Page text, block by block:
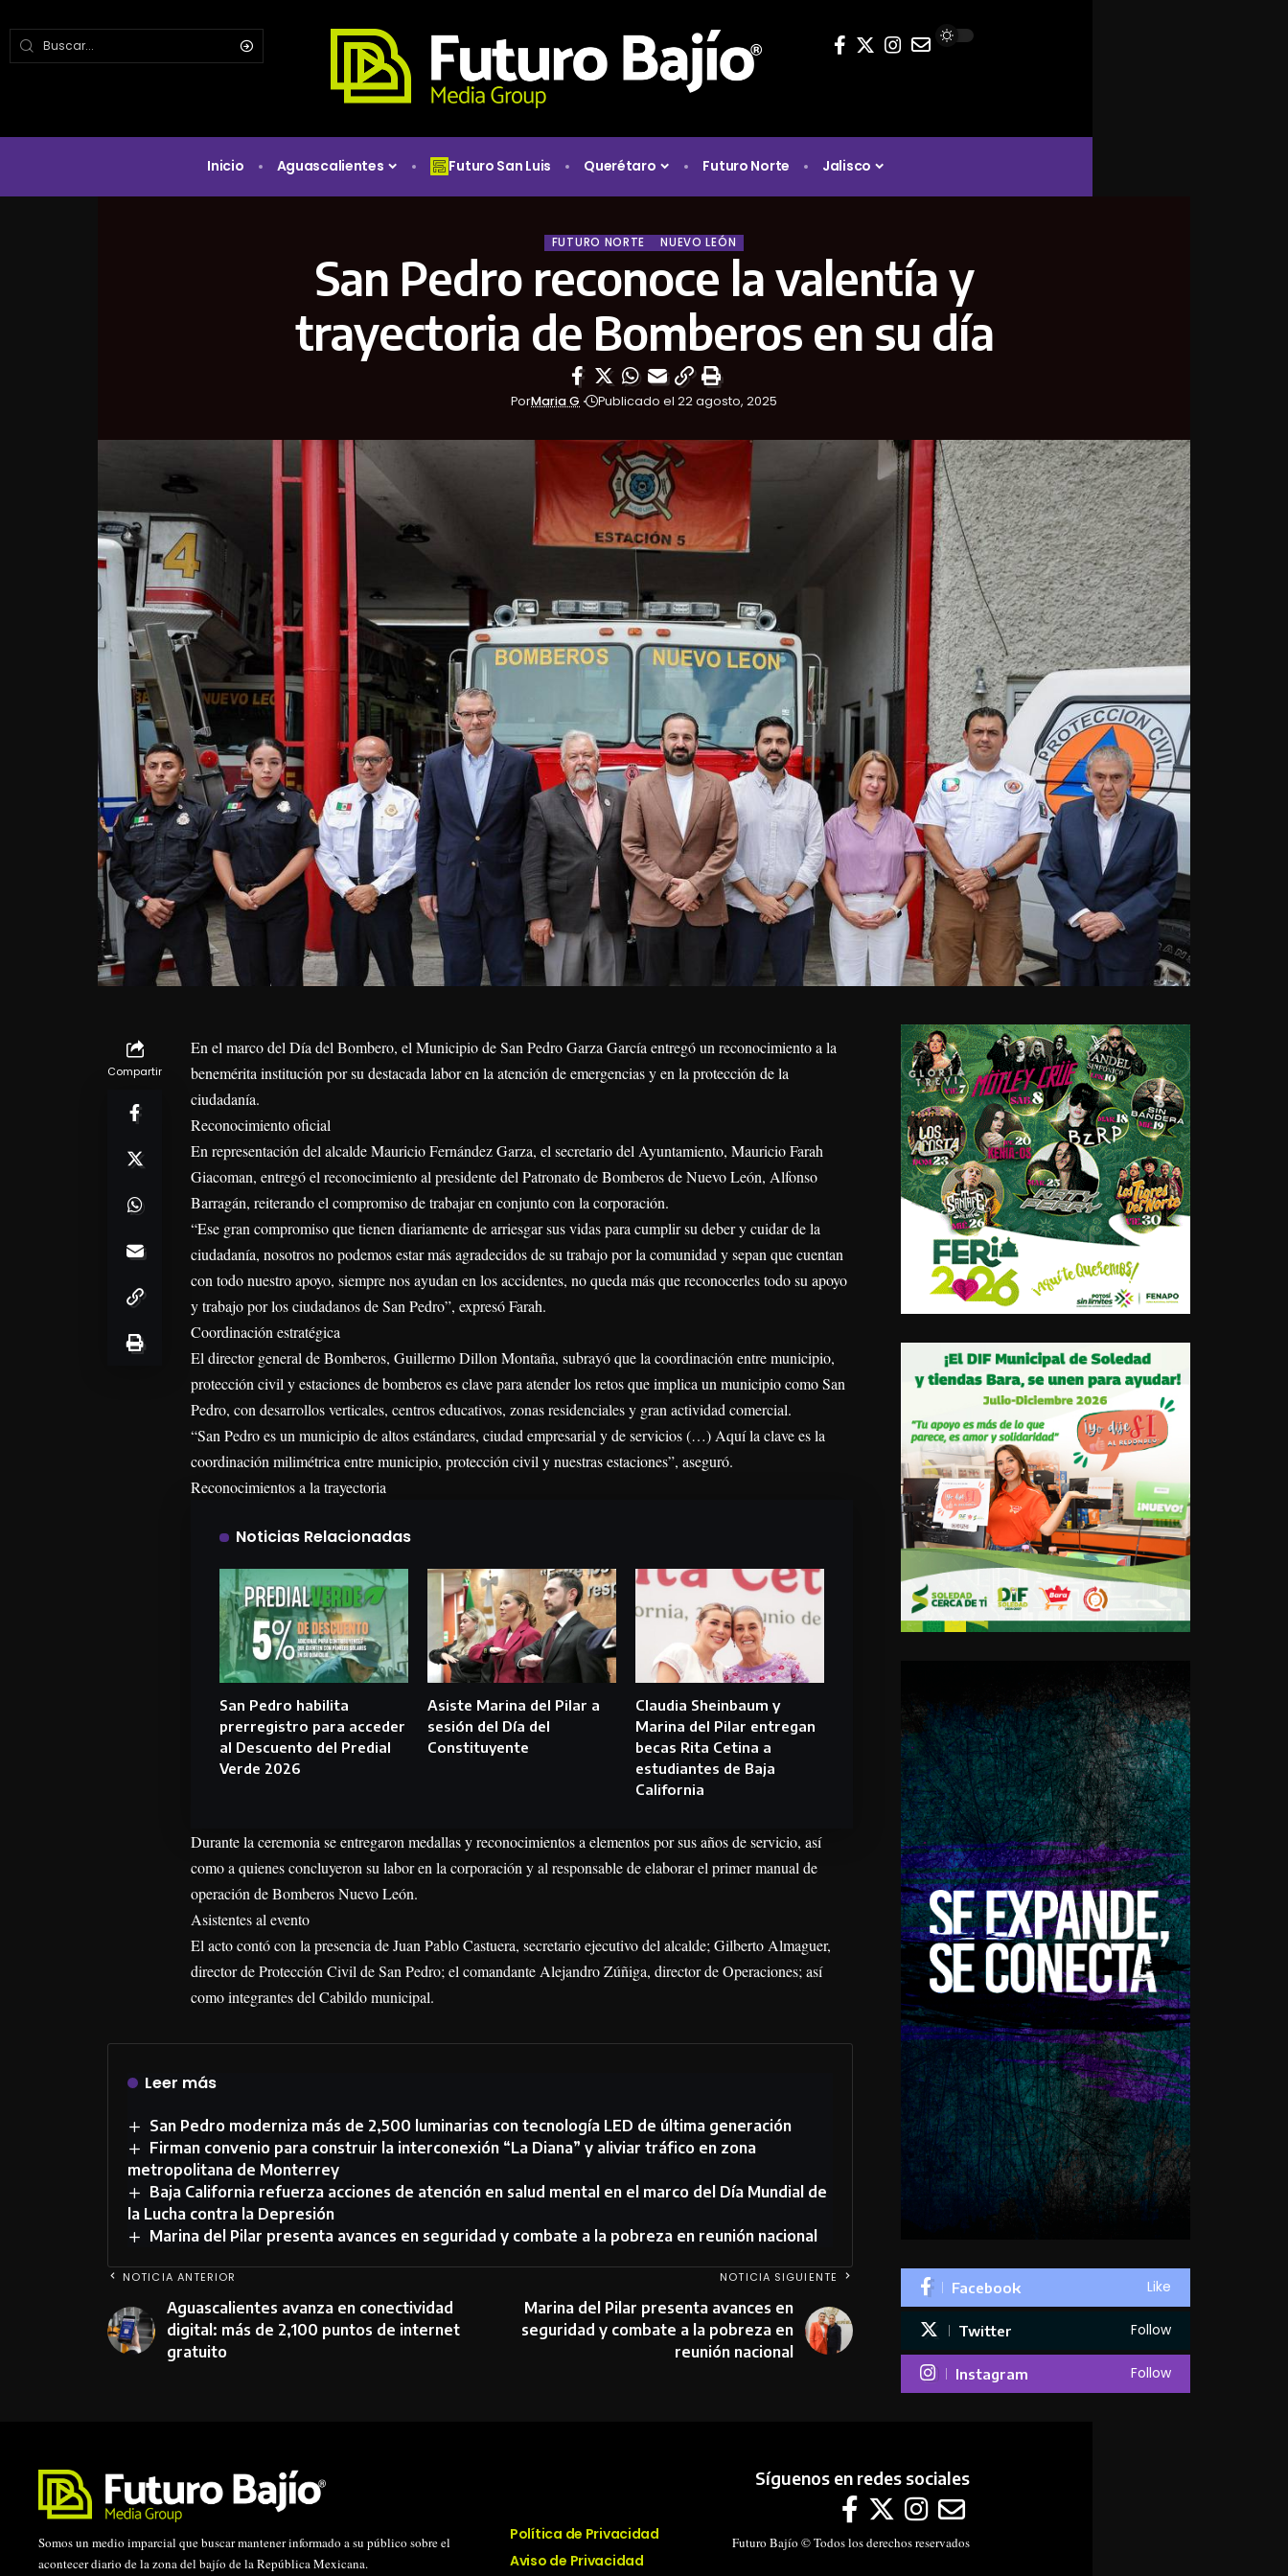
Inicio Aguascalientes Futuro San Luis Querétaro Futuro Norte Jalisco
FUTURO NORTE NUEVO LEÓN
San Pedro reconoce la valentía y
trayectoria de Bomberos en su día
PorMaria G Publicado el 22 agosto, 2025
Compartir
En el marco del Día del Bombero, el Municipio de San Pedro Garza García entregó un reconocimiento a la
benemérita institución por su destacada labor en la atención de emergencias y en la protección de la
ciudadanía.
Reconocimiento oficial
En representación del alcalde Mauricio Fernández Garza, el secretario del Ayuntamiento, Mauricio Farah
Giacoman, entregó el reconocimiento al presidente del Patronato de Bomberos de Nuevo León, Alfonso
Barragán, reiterando el compromiso de trabajar en conjunto con la corporación.
“Ese gran compromiso que tienen diariamente de arriesgar sus vidas para cumplir su deber y cuidar de la
ciudadanía, nosotros no podemos estar más agradecidos de su trabajo por la comunidad y sepan que cuentan
con todo nuestro apoyo, siempre nos ayudan en los accidentes, no queda más que reconocerles todo su apoyo
y trabajo por los ciudadanos de San Pedro”, expresó Farah.
Coordinación estratégica
El director general de Bomberos, Guillermo Dillon Montaña, subrayó que la coordinación entre municipio,
protección civil y estaciones de bomberos es clave para atender los retos que implica un municipio como San
Pedro, con desarrollos verticales, centros educativos, zonas residenciales y gran actividad comercial.
“San Pedro es un municipio de altos estándares, ciudad empresarial y de servicios (…) Aquí la clave es la
coordinación milimétrica entre municipio, protección civil y nuestras estaciones”, aseguró.
Reconocimientos a la trayectoria
Noticias Relacionadas
San Pedro habilita
prerregistro para acceder
al Descuento del Predial
Verde 2026
Asiste Marina del Pilar a
sesión del Día del
Constituyente
Claudia Sheinbaum y
Marina del Pilar entregan
becas Rita Cetina a
estudiantes de Baja
California
Durante la ceremonia se entregaron medallas y reconocimientos a elementos por sus años de servicio, así
como a quienes concluyeron su labor en la corporación y al responsable de elaborar el primer manual de
operación de Bomberos Nuevo León.
Asistentes al evento
El acto contó con la presencia de Juan Pablo Castuera, secretario ejecutivo del alcalde; Gilberto Almaguer,
director de Protección Civil de San Pedro; el comandante Alejandro Zúñiga, director de Operaciones; así
como integrantes del Cabildo municipal.
Leer más
San Pedro moderniza más de 2,500 luminarias con tecnología LED de última generación
Firman convenio para construir la interconexión “La Diana” y aliviar tráfico en zona
metropolitana de Monterrey
Baja California refuerza acciones de atención en salud mental en el marco del Día Mundial de
la Lucha contra la Depresión
Marina del Pilar presenta avances en seguridad y combate a la pobreza en reunión nacional
NOTICIA ANTERIOR
Aguascalientes avanza en conectividad
digital: más de 2,100 puntos de internet
gratuito
NOTICIA SIGUIENTE
Marina del Pilar presenta avances en
seguridad y combate a la pobreza en
reunión nacional
Facebook Like
Twitter Follow
Instagram Follow
Somos un medio imparcial que buscar mantener informado a su público sobre el
acontecer diario de la zona del bajío de la República Mexicana.
Política de Privacidad
Aviso de Privacidad
Síguenos en redes sociales
Futuro Bajío © Todos los derechos reservados